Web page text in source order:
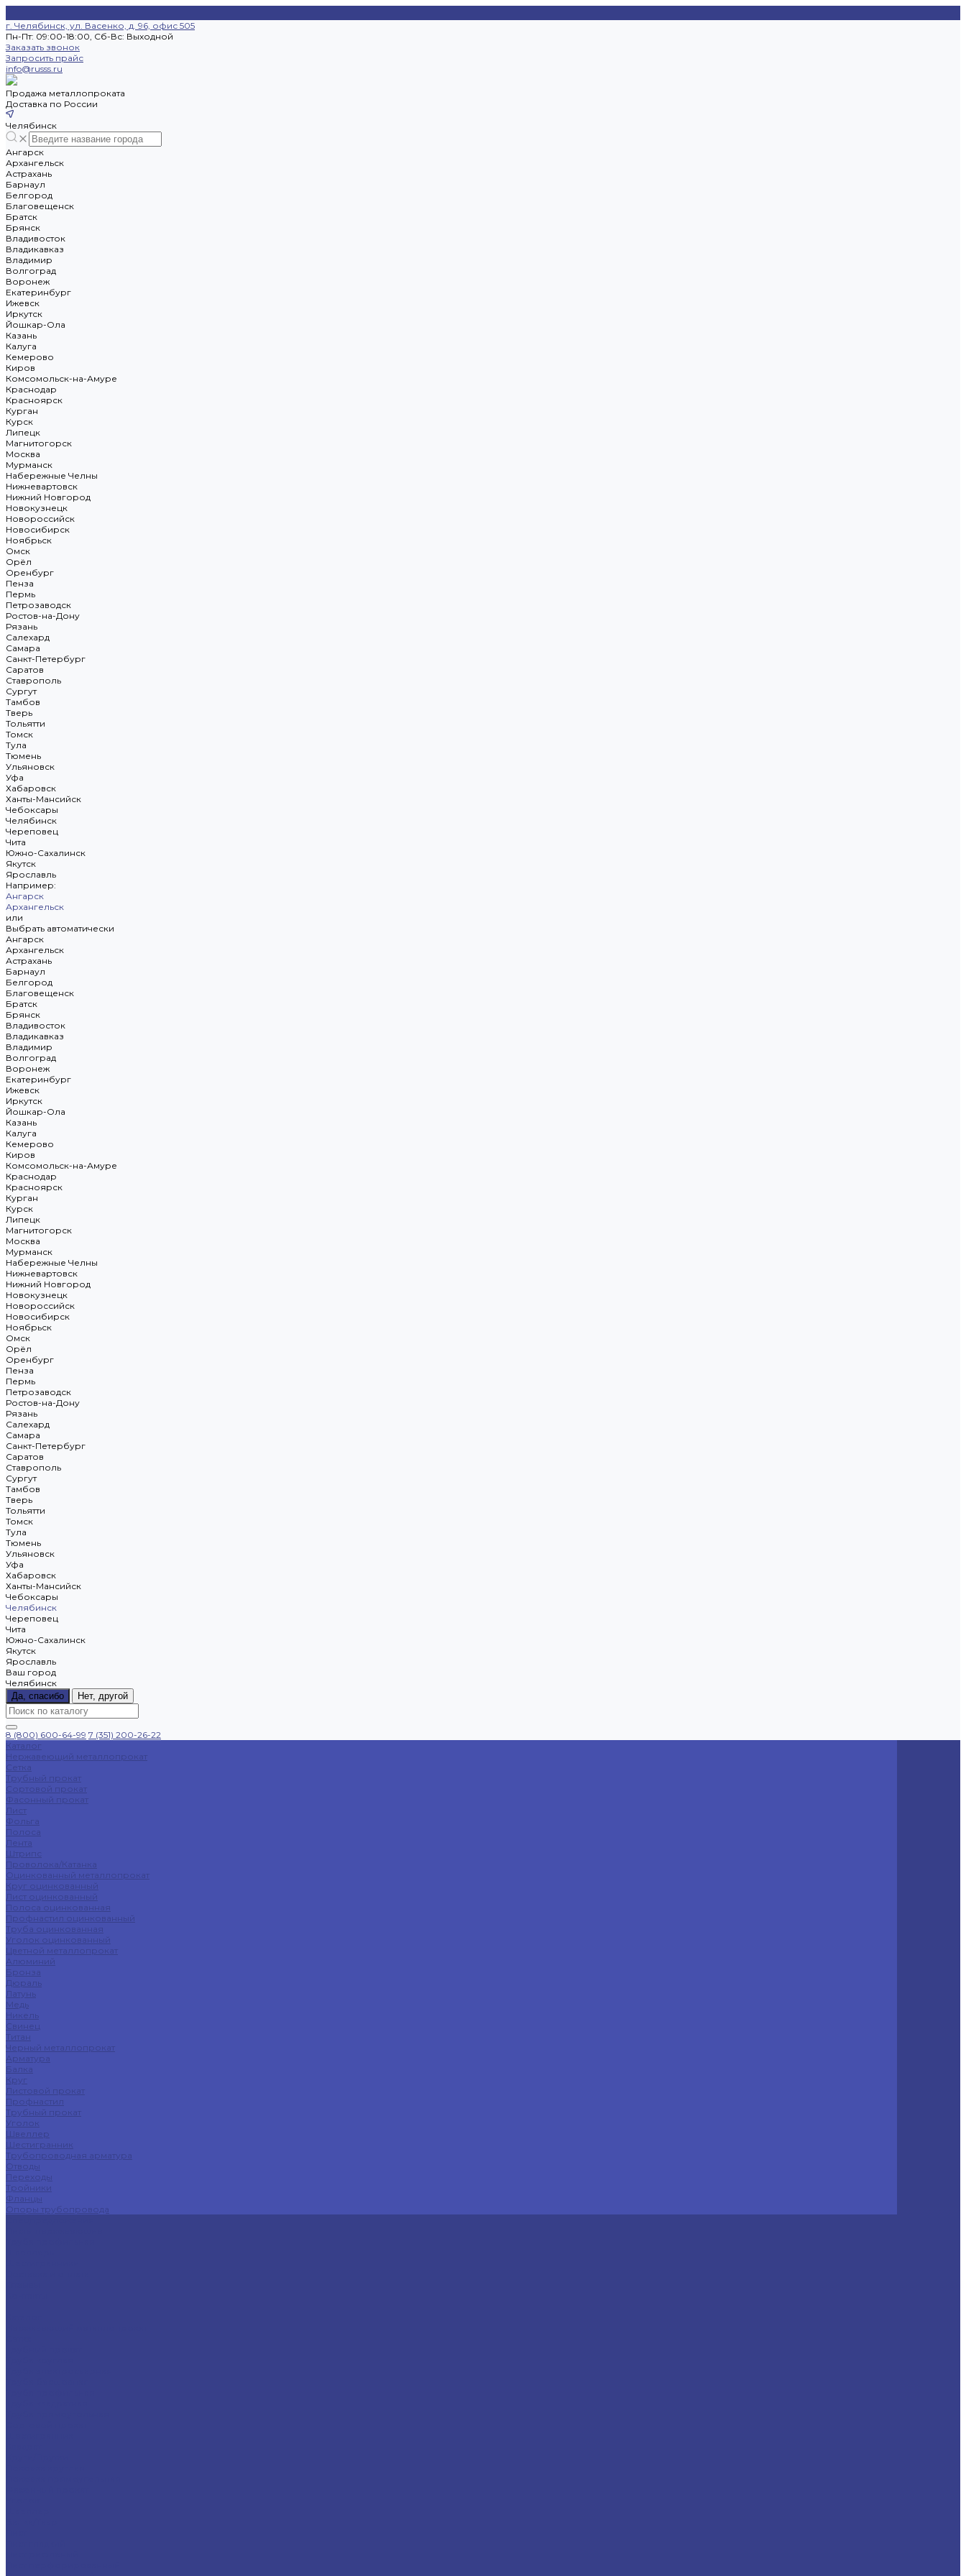
г. Челябинск, ул. Васенко, д. 96, офис 505
Пн-Пт: 09:00-18:00, Cб-Вс: Выходной
Заказать звонок
Запросить прайс
info@russs.ru
Продажа металлопроката
Доставка по России
Челябинск
Ангарск
Архангельск
Астрахань
Барнаул
Белгород
Благовещенск
Братск
Брянск
Владивосток
Владикавказ
Владимир
Волгоград
Воронеж
Екатеринбург
Ижевск
Иркутск
Йошкар-Ола
Казань
Калуга
Кемерово
Киров
Комсомольск-на-Амуре
Краснодар
Красноярск
Курган
Курск
Липецк
Магнитогорск
Москва
Мурманск
Набережные Челны
Нижневартовск
Нижний Новгород
Новокузнецк
Новороссийск
Новосибирск
Ноябрьск
Омск
Орёл
Оренбург
Пенза
Пермь
Петрозаводск
Ростов-на-Дону
Рязань
Салехард
Самара
Санкт-Петербург
Саратов
Ставрополь
Сургут
Тамбов
Тверь
Тольятти
Томск
Тула
Тюмень
Ульяновск
Уфа
Хабаровск
Ханты-Мансийск
Чебоксары
Челябинск
Череповец
Чита
Южно-Сахалинск
Якутск
Ярославль
Например:
Ангарск
Архангельск
или
Выбрать автоматически
Ангарск
Архангельск
Астрахань
Барнаул
Белгород
Благовещенск
Братск
Брянск
Владивосток
Владикавказ
Владимир
Волгоград
Воронеж
Екатеринбург
Ижевск
Иркутск
Йошкар-Ола
Казань
Калуга
Кемерово
Киров
Комсомольск-на-Амуре
Краснодар
Красноярск
Курган
Курск
Липецк
Магнитогорск
Москва
Мурманск
Набережные Челны
Нижневартовск
Нижний Новгород
Новокузнецк
Новороссийск
Новосибирск
Ноябрьск
Омск
Орёл
Оренбург
Пенза
Пермь
Петрозаводск
Ростов-на-Дону
Рязань
Салехард
Самара
Санкт-Петербург
Саратов
Ставрополь
Сургут
Тамбов
Тверь
Тольятти
Томск
Тула
Тюмень
Ульяновск
Уфа
Хабаровск
Ханты-Мансийск
Чебоксары
Челябинск
Череповец
Чита
Южно-Сахалинск
Якутск
Ярославль
Ваш город
Челябинск
Да, спасибо
Нет, другой
8 (800) 600-64-99 7 (351) 200-26-22
Каталог
Нержавеющий металлопрокат
Сетка
Трубный прокат
Сортовой прокат
Фасонный прокат
Лист
Фольга
Полоса
Лента
Штрипс
Проволока/Катанка
Оцинкованный металлопрокат
Круг оцинкованный
Лист оцинкованный
Полоса оцинкованная
Профнастил оцинкованный
Труба оцинкованная
Уголок оцинкованный
Цветной металлопрокат
Алюминий
Бронза
Дюраль
Латунь
Медь
Никель
Свинец
Титан
Черный металлопрокат
Арматура
Балка
Круг
Листовой прокат
Профнастил
Трубный прокат
Уголок
Швеллер
Шестигранник
Трубопроводная арматура
Отводы
Переходы
Тройники
Фланцы
Опоры трубопровода